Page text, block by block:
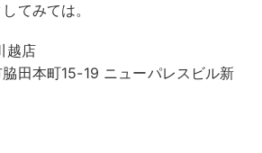
てみては。
越店
田本町15-19 ニューパレスビル新